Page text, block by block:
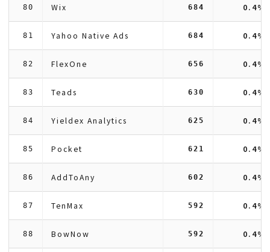
80 Wix 684 0.4%
81 Yahoo Native Ads 684 0.4%
82 FlexOne 656 0.4%
83 Teads 630 0.4%
84 Yieldex Analytics 625 0.4%
85 Pocket 621 0.4%
86 AddToAny 602 0.4%
87 TenMax 592 0.4%
88 BowNow 592 0.4%